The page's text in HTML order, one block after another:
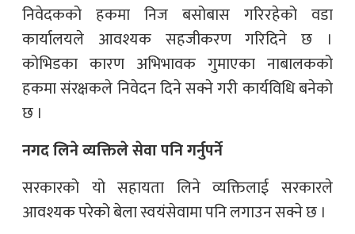
निवेदकको हकमा निज बसोबास गरिरहेको वडा
कार्यालयले आवश्यक सहजीकरण गरिदिने छ ।
कोभिडका कारण अभिभावक गुमाएका नाबालकको
हकमा संरक्षकले निवेदन दिने सक्ने गरी कार्यविधि बनेको
छ ।
नगद लिने व्यक्तिले सेवा पनि गर्नुपर्ने
सरकारको यो सहायता लिने व्यक्तिलाई सरकारले
आवश्यक परेको बेला स्वयंसेवामा पनि लगाउन सक्ने छ ।